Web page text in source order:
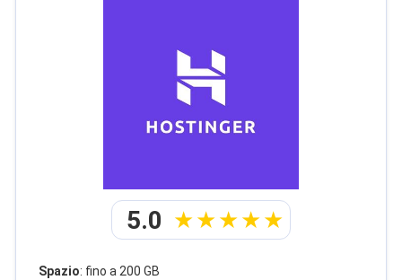
5.0
Spazio: fino a 200 GB